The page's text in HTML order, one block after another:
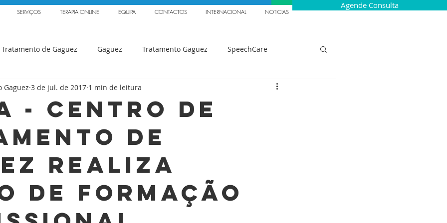
Agende Consulta
SERVIÇOS TERAPIA ONLINE EQUIPA CONTACTOS INTERNACIONAL NOTICIAS
de Gaguez Gaguez Tratamento Gaguez SpeechCare
Ansiedade Sónia Serrão Balbuzie Gaguez Infantil
Curso Tartamudez Fonoaudiologo Tratamiento
Ana Andrade Journal of Fluency Disorders
Grupos Terapêuticos
- Centro de
de
realiza
de formação
Gaguez 3 de jul. de 2017 1 min de leitura